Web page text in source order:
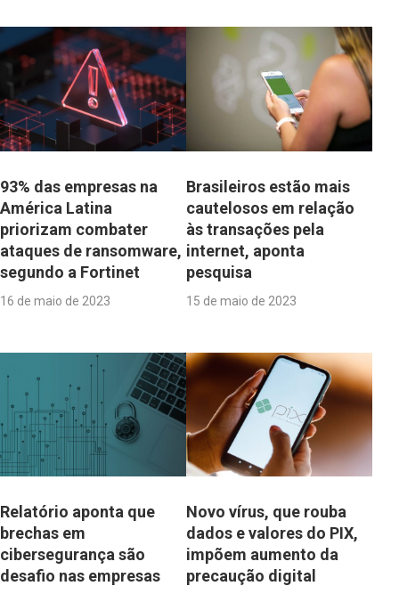
93% das empresas na
América Latina
priorizam combater
ataques de ransomware,
segundo a Fortinet
16 de maio de 2023
Brasileiros estão mais
cautelosos em relação
às transações pela
internet, aponta
pesquisa
15 de maio de 2023
Relatório aponta que
brechas em
cibersegurança são
desafio nas empresas
Novo vírus, que rouba
dados e valores do PIX,
impõem aumento da
precaução digital